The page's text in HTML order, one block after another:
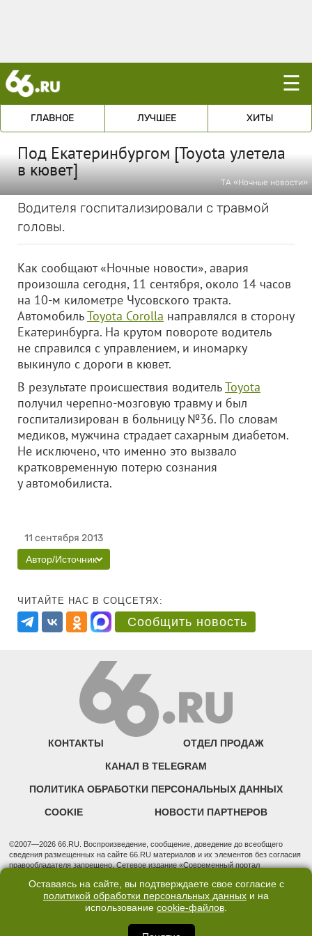
☰
ГЛАВНОЕ ЛУЧШЕЕ ХИТЫ
Под Екатеринбургом [Toyota улетела
в кювет]
ТА «Ночные новости»
Водителя госпитализировали с травмой
головы.
Как сообщают «Ночные новости», авария
произошла сегодня, 11 сентября, около 14 часов
на 10-м километре Чусовского тракта.
АвтомобильToyota Corolla направлялся в сторону
Екатеринбурга. На крутом повороте водитель
не справился с управлением, и иномарку
выкинуло с дороги в кювет.
В результате происшествия водительToyota
получил черепно-мозговую травму и был
госпитализирован в больницу №36. По словам
медиков, мужчина страдает сахарным диабетом.
Не исключено, что именно это вызвало
кратковременную потерю сознания
у автомобилиста.
11 сентября 2013
Автор/Источник
ЧИТАЙТЕ НАС В СОЦСЕТЯХ:
Сообщить новость
КОНТАКТЫ ОТДЕЛ ПРОДАЖ
КАНАЛ В TELEGRAM
ПОЛИТИКА ОБРАБОТКИ ПЕРСОНАЛЬНЫХ ДАННЫХ
COOKIE НОВОСТИ ПАРТНЕРОВ
©2007—2026 66.RU. Воспроизведение, сообщение, доведение до всеобщего
сведения размещенных на сайте 66.RU материалов и их элементов без согласия
правообладателя запрещено. Сетевое издание «Современный портал
надзору в сфере связи, информационных технологий и массовых коммуникаций
(Роскомнадзор). Регистрационный номер ЭЛ № ФС 77 - 76634 от 02.09.2019
Учредитель: Общество с ограниченной ответственностью "66.ру". Юридический
3, оф. 7015 Фактический адрес редакции и отдела продаж: 620014, Свердловская
Оставаясь на сайте, вы подтверждаете свое согласие с
политикой обработки персональных данных и на
использование cookie-файлов.